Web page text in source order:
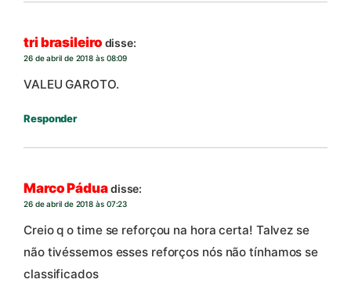
tri brasileiro disse:
26 de abril de 2018 às 08:09
VALEU GAROTO.
Responder
Marco Páduadisse:
26 de abril de 2018 às 07:23
Creio q o time se reforçou na hora certa! Talvez se
não tivéssemos esses reforços nós não tínhamos se
classificados